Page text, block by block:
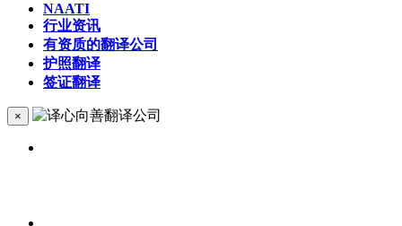
NAATI
行业资讯
有资质的翻译公司
护照翻译
签证翻译
×